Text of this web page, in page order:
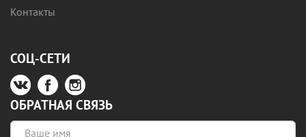
Контакты
СОЦ-СЕТИ
ОБРАТНАЯ СВЯЗЬ